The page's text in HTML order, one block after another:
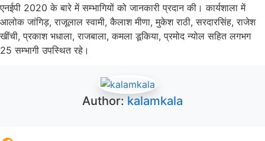
एनईपी 2020 के बारे में सम्भागियों को जानकारी प्रदान की। कार्यशाला में
आलोक जांगिड़, राजूलाल स्वामी, कैलाश मीणा, मुकेश राठी, सरदारसिंह, राजेश
खींची, प्रकाश भधाला, राजबाला, कमला डूकिया, प्रमोद न्योल सहित लगभग
25 सम्भागी उपस्थित रहे।
Author: kalamkala